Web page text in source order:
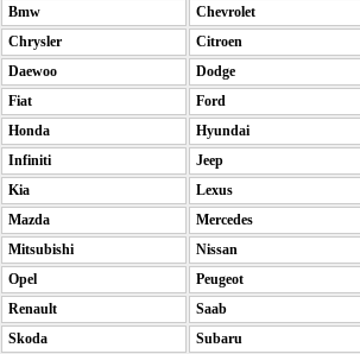
Bmw
Chevrolet
Chrysler
Citroen
Daewoo
Dodge
Fiat
Ford
Honda
Hyundai
Infiniti
Jeep
Kia
Lexus
Mazda
Mercedes
Mitsubishi
Nissan
Opel
Peugeot
Renault
Saab
Skoda
Subaru